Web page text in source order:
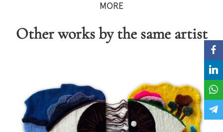
MORE
Other works by the same artist